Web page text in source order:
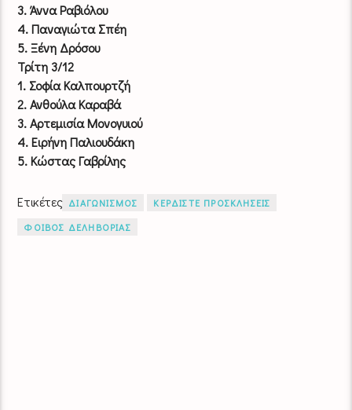
3. Άννα Ραβιόλου
4. Παναγιώτα Σπέη
5. Ξένη Δρόσου
Τρίτη 3/12
1. Σοφία Καλπουρτζή
2. Ανθούλα Καραβά
3. Αρτεμισία Μονογυιού
4. Ειρήνη Παλιουδάκη
5. Κώστας Γαβρίλης
Ετικέτες ΔΙΑΓΩΝΙΣΜΟΣ
ΚΕΡΔΙΣΤΕ ΠΡΟΣΚΛΗΣΕΙΣ
ΦΟΙΒΟΣ ΔΕΛΗΒΟΡΙΑΣ